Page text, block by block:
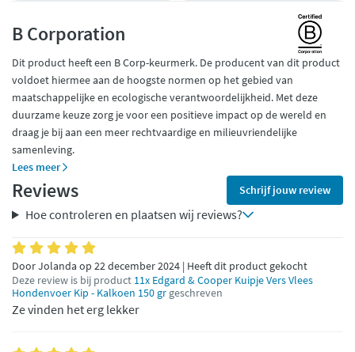
B Corporation
Dit product heeft een B Corp-keurmerk. De producent van dit product
voldoet hiermee aan de hoogste normen op het gebied van
maatschappelijke en ecologische verantwoordelijkheid. Met deze
duurzame keuze zorg je voor een positieve impact op de wereld en
draag je bij aan een meer rechtvaardige en milieuvriendelijke
samenleving.
Lees meer
Reviews Schrijf jouw review
Hoe controleren en plaatsen wij reviews?
Door Jolanda op 22 december 2024 | Heeft dit product gekocht
Deze review is bij product 11x Edgard & Cooper Kuipje Vers Vlees
Hondenvoer Kip - Kalkoen 150 gr geschreven
Ze vinden het erg lekker